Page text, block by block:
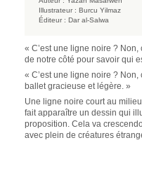
Illustrateur : Burcu Yilmaz
Éditeur : Dar al-Salwa
« C’est une ligne noire ?
de notre côté pour savoir qui
« C’est une ligne noire ? Non,
ballet gracieuse et légère. »
Une ligne noire court au
fait apparaître un dessin qui
proposition. Cela va
avec plein de créatures